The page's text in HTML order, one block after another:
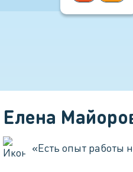
Няни сопровождения
Елена
«Есть опыт работы